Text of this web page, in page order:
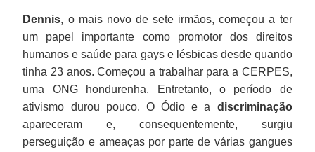
Dennis, o mais novo de sete irmãos, começou a ter
um papel importante como promotor dos direitos
humanos e saúde para gays e lésbicas desde quando
tinha 23 anos. Começou a trabalhar para a CERPES,
uma ONG hondurenha. Entretanto, o período de
ativismo durou pouco. O Ódio e a discriminação
apareceram e, consequentemente, surgiu
perseguição e ameaças por parte de várias gangues